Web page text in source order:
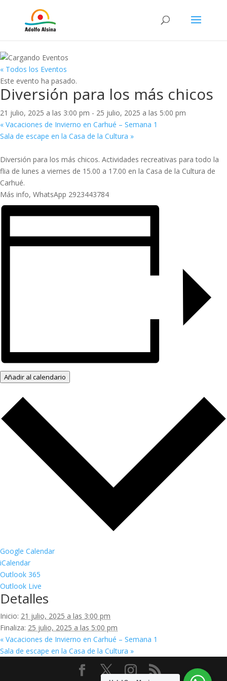
« Todos los Eventos
Este evento ha pasado.
Diversión para los más chicos
21 julio, 2025 a las 3:00 pm - 25 julio, 2025 a las 5:00 pm
« Vacaciones de Invierno en Carhué – Semana 1
Sala de escape en la Casa de la Cultura »
Diversión para los más chicos. Actividades recreativas para todo la
flia de lunes a viernes de 15.00 a 17.00 en la Casa de la Cultura de
Carhué.
Más info, WhatsApp 2923443784
Añadir al calendario
Google Calendar
iCalendar
Outlook 365
Outlook Live
Detalles
Inicio: 21 julio, 2025 a las 3:00 pm
Finaliza: 25 julio, 2025 a las 5:00 pm
« Vacaciones de Invierno en Carhué – Semana 1
Sala de escape en la Casa de la Cultura »